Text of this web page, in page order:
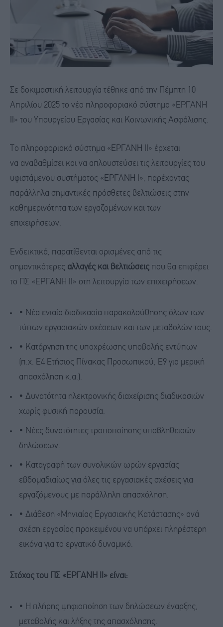
Σε δοκιμαστική λειτουργία τέθηκε από την Πέμπτη 10
Απριλίου 2025 το νέο πληροφοριακό σύστημα «ΕΡΓΑΝΗ
ΙΙ» του Υπουργείου Εργασίας και Κοινωνικής Ασφάλισης.
Το πληροφοριακό σύστημα «ΕΡΓΑΝΗ ΙΙ» έρχεται
να αναβαθμίσει και να απλουστεύσει τις λειτουργίες του
υφιστάμενου συστήματος «ΕΡΓΑΝΗ Ι», παρέχοντας
παράλληλα σημαντικές πρόσθετες βελτιώσεις στην
καθημερινότητα των εργαζομένων και των
επιχειρήσεων.
Ενδεικτικά, παρατίθενται ορισμένες από τις
σημαντικότερες αλλαγές και βελτιώσεις που θα επιφέρει
το ΠΣ «ΕΡΓΑΝΗ ΙΙ» στη λειτουργία των επιχειρήσεων.
• Νέα ενιαία διαδικασία παρακολούθησης όλων των
τύπων εργασιακών σχέσεων και των μεταβολών τους.
• Κατάργηση της υποχρέωσης υποβολής εντύπων
(π.χ. Ε4 Ετήσιος Πίνακας Προσωπικού, Ε9 για μερική
απασχόληση κ.α.).
• Δυνατότητα ηλεκτρονικής διαχείρισης διαδικασιών
χωρίς φυσική παρουσία.
• Νέες δυνατότητες τροποποίησης υποβληθεισών
δηλώσεων.
• Καταγραφή των συνολικών ωρών εργασίας
εβδομαδιαίως για όλες τις εργασιακές σχέσεις για
εργαζόμενους με παράλληλη απασχόληση.
• Διάθεση «Μηνιαίας Εργασιακής Κατάστασης» ανά
σχέση εργασίας προκειμένου να υπάρχει πληρέστερη
εικόνα για το εργατικό δυναμικό.
Στόχος του ΠΣ «ΕΡΓΑΝΗ ΙΙ» είναι:
• Η πλήρης ψηφιοποίηση των δηλώσεων έναρξης,
μεταβολής και λήξης της απασχόλησης.